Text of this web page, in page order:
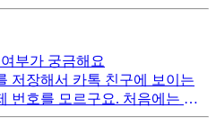
무 (3.3% 공제 후 급여 받음) -
공제 후 급여 받음(공제 후 급여
5월에 종합소득세 신고함 + 10
26년 2월에 연말정산함안내문
비율" 이렇게 적혀있던데..만
가 환급보단 납부쪽이 될까요?
부가 궁금해요
저장해서 카톡 친구에 보이는
번호를 모르구요. 처음에는 상
화하기랑 보이스톡 2가지가 떴